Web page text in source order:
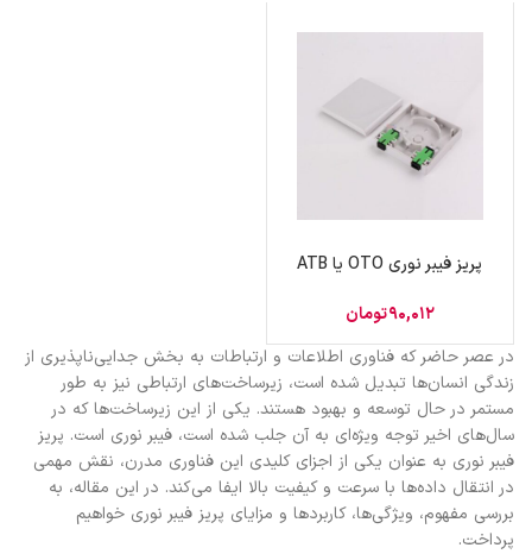
پریز فیبر نوری OTO یا ATB
90,012تومان
در عصر حاضر که فناوری اطلاعات و ارتباطات به بخش جدایی‌ناپذیری از
زندگی انسان‌ها تبدیل شده است، زیرساخت‌های ارتباطی نیز به طور
مستمر در حال توسعه و بهبود هستند. یکی از این زیرساخت‌ها که در
سال‌های اخیر توجه ویژه‌ای به آن جلب شده است، فیبر نوری است. پریز
فیبر نوری به عنوان یکی از اجزای کلیدی این فناوری مدرن، نقش مهمی
در انتقال داده‌ها با سرعت و کیفیت بالا ایفا می‌کند. در این مقاله، به
بررسی مفهوم، ویژگی‌ها، کاربردها و مزایای پریز فیبر نوری خواهیم
پرداخت.